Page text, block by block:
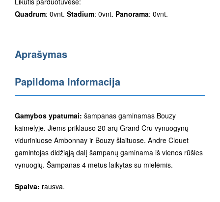
Quadrum: 0vnt. Stadium: 0vnt. Panorama: 0vnt.
Aprašymas
Papildoma Informacija
Gamybos ypatumai: šampanas gaminamas Bouzy
kaimelyje. Jiems priklauso 20 arų Grand Cru vynuogynų
viduriniuose Ambonnay ir Bouzy šlaituose. Andre Clouet
gamintojas didžiąją dalį šampanų gaminama iš vienos rūšies
vynuogių. Šampanas 4 metus laikytas su mielėmis.
Spalva: rausva.